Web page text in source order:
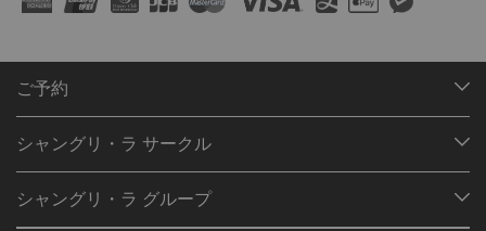
ご予約
ご予約の検索
レストラン＆バー
シャングリ・ラ サークル
シャングリ・ラ サークルに入会
シャングリ・ラ グループ